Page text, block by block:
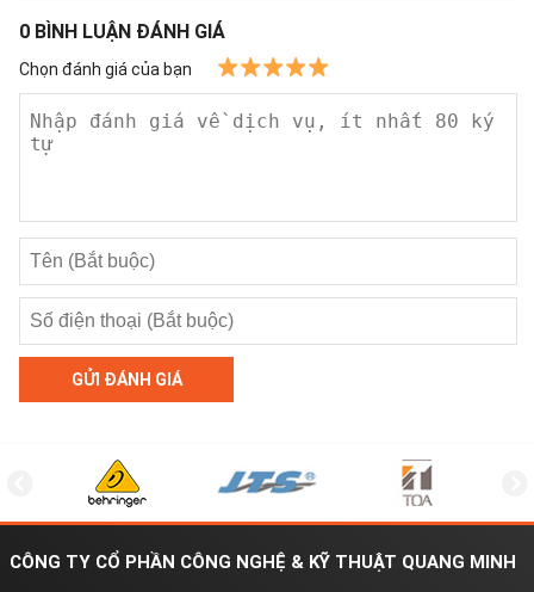
0 BÌNH LUẬN ĐÁNH GIÁ
Chọn đánh giá của bạn
GỬI ĐÁNH GIÁ
CÔNG TY CỔ PHẦN CÔNG NGHỆ & KỸ THUẬT QUANG MINH